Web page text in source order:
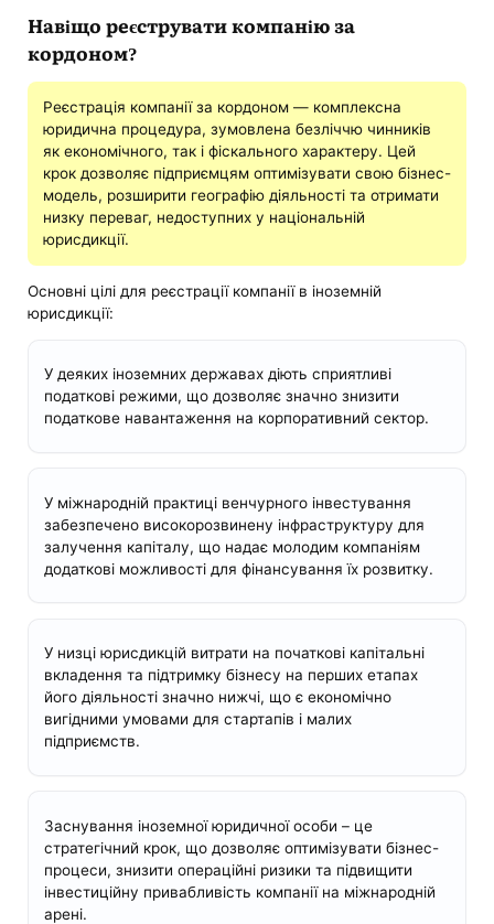
Навіщо реєструвати компанію за
кордоном?
Реєстрація компанії за кордоном — комплексна
юридична процедура, зумовлена ​​безліччю чинників
як економічного, так і фіскального характеру. Цей
крок дозволяє підприємцям оптимізувати свою бізнес-
модель, розширити географію діяльності та отримати
низку переваг, недоступних у національній
юрисдикції.
Основні цілі для реєстрації компанії в іноземній
юрисдикції:
У деяких іноземних державах діють сприятливі
податкові режими, що дозволяє значно знизити
податкове навантаження на корпоративний сектор.
У міжнародній практиці венчурного інвестування
забезпечено високорозвинену інфраструктуру для
залучення капіталу, що надає молодим компаніям
додаткові можливості для фінансування їх розвитку.
У низці юрисдикцій витрати на початкові капітальні
вкладення та підтримку бізнесу на перших етапах
його діяльності значно нижчі, що є економічно
вигідними умовами для стартапів і малих
підприємств.
Заснування іноземної юридичної особи – це
стратегічний крок, що дозволяє оптимізувати бізнес-
процеси, знизити операційні ризики та підвищити
інвестиційну привабливість компанії на міжнародній
арені.